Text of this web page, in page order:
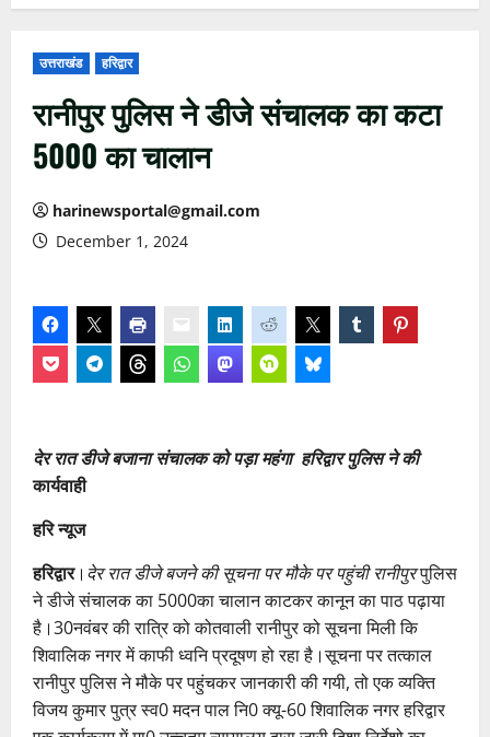
उत्तराखंड हरिद्वार
रानीपुर पुलिस ने डीजे संचालक का कटा
5000 का चालान
harinewsportal@gmail.com
December 1, 2024
देर रात डीजे बजाना संचालक को पड़ा महंगा हरिद्वार पुलिस ने की
कार्यवाही
हरि न्यूज
हरिद्वार। देर रात डीजे बजने की सूचना पर मौके पर पहुंची रानीपुरपुलिस
ने डीजे संचालक का 5000का चालान काटकर कानून का पाठ पढ़ाया
है।30नवंबर की रात्रि को कोतवाली रानीपुर को सूचना मिली कि
शिवालिक नगर में काफी ध्वनि प्रदूषण हो रहा है।सूचना पर तत्काल
रानीपुर पुलिस ने मौके पर पहुंचकर जानकारी की गयी, तो एक व्यक्ति
विजय कुमार पुत्र स्व0 मदन पाल नि0 क्यू-60 शिवालिक नगर हरिद्वार